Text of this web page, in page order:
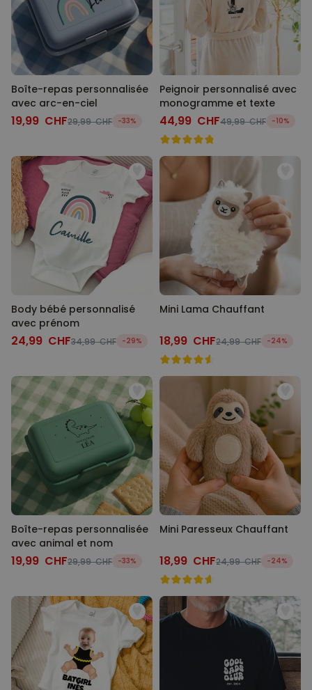
Boîte-repas personnalisée
avec arc-en-ciel
19,99 CHF29,99 CHF -33%
Peignoir personnalisé avec
monogramme et texte
44,99 CHF49,99 CHF -10%
Body bébé personnalisé
avec prénom
24,99 CHF34,99 CHF -29%
Mini Lama Chauffant
18,99 CHF24,99 CHF -24%
Boîte-repas personnalisée
avec animal et nom
19,99 CHF29,99 CHF -33%
Mini Paresseux Chauffant
18,99 CHF24,99 CHF -24%